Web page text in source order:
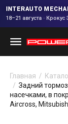
INTERAUTO
18–21 августа · Крокус
Главная
Задний
насечками, в
Aircross,